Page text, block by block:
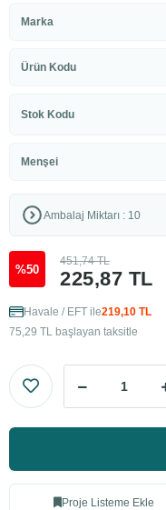
Marka
Ürün Kodu
Stok Kodu
Menşei
Ambalaj Miktarı : 10
%50 225,87 TL
451,74 TL
Havale / EFT ile219,10 TL
75,29 TL başlayan taksitle
Proje Listeme Ekle